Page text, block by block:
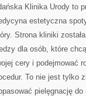
Klinika Urody to
estetyczna
Strona kliniki
dla osób, które
cery i podejmować
To nie jest tylko
pielęgnację